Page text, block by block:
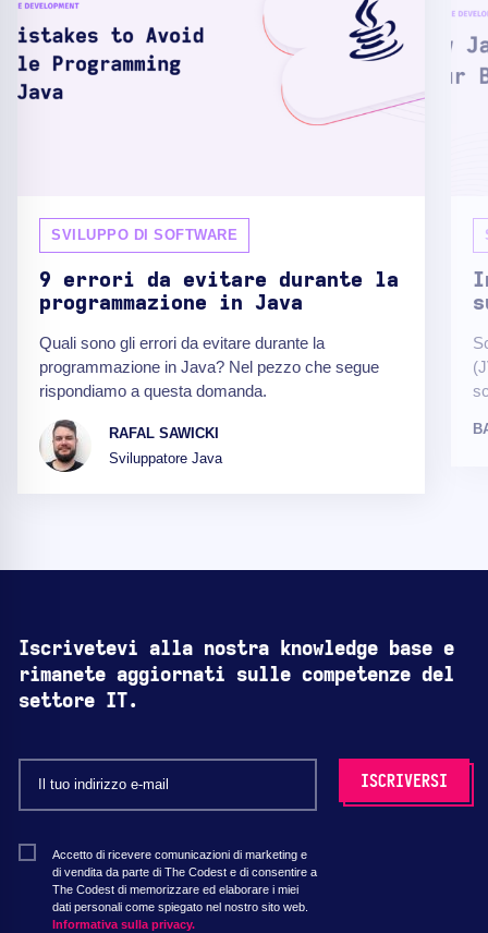
SVILUPPO DI SOFTWARE
9 errori da evitare durante la
programmazione in Java
Quali sono gli errori da evitare durante la
programmazione in Java? Nel pezzo che segue
rispondiamo a questa domanda.
RAFAL SAWICKI
Sviluppatore Java
Iscrivetevi alla nostra knowledge base e
rimanete aggiornati sulle competenze del
settore IT.
Accetto di ricevere comunicazioni di marketing e
di vendita da parte di The Codest e di consentire a
The Codest di memorizzare ed elaborare i miei
dati personali come spiegato nel nostro sito web.
Informativa sulla privacy.